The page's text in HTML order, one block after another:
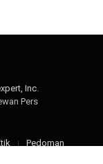
Inc.
Pers
Pedoman